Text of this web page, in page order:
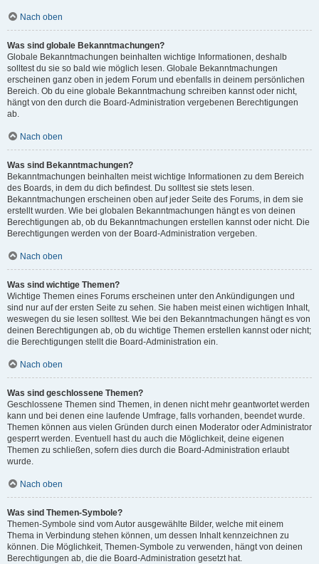
Nach oben
Was sind globale Bekanntmachungen?
Globale Bekanntmachungen beinhalten wichtige Informationen, deshalb
solltest du sie so bald wie möglich lesen. Globale Bekanntmachungen
erscheinen ganz oben in jedem Forum und ebenfalls in deinem persönlichen
Bereich. Ob du eine globale Bekanntmachung schreiben kannst oder nicht,
hängt von den durch die Board-Administration vergebenen Berechtigungen
ab.
Nach oben
Was sind Bekanntmachungen?
Bekanntmachungen beinhalten meist wichtige Informationen zu dem Bereich
des Boards, in dem du dich befindest. Du solltest sie stets lesen.
Bekanntmachungen erscheinen oben auf jeder Seite des Forums, in dem sie
erstellt wurden. Wie bei globalen Bekanntmachungen hängt es von deinen
Berechtigungen ab, ob du Bekanntmachungen erstellen kannst oder nicht. Die
Berechtigungen werden von der Board-Administration vergeben.
Nach oben
Was sind wichtige Themen?
Wichtige Themen eines Forums erscheinen unter den Ankündigungen und
sind nur auf der ersten Seite zu sehen. Sie haben meist einen wichtigen Inhalt,
weswegen du sie lesen solltest. Wie bei den Bekanntmachungen hängt es von
deinen Berechtigungen ab, ob du wichtige Themen erstellen kannst oder nicht;
die Berechtigungen stellt die Board-Administration ein.
Nach oben
Was sind geschlossene Themen?
Geschlossene Themen sind Themen, in denen nicht mehr geantwortet werden
kann und bei denen eine laufende Umfrage, falls vorhanden, beendet wurde.
Themen können aus vielen Gründen durch einen Moderator oder Administrator
gesperrt werden. Eventuell hast du auch die Möglichkeit, deine eigenen
Themen zu schließen, sofern dies durch die Board-Administration erlaubt
wurde.
Nach oben
Was sind Themen-Symbole?
Themen-Symbole sind vom Autor ausgewählte Bilder, welche mit einem
Thema in Verbindung stehen können, um dessen Inhalt kennzeichnen zu
können. Die Möglichkeit, Themen-Symbole zu verwenden, hängt von deinen
Berechtigungen ab, die die Board-Administration gesetzt hat.